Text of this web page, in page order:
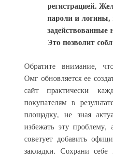
регистрацией.
пароли и логины,
задействованные
Это позволит
Обратите внимание,
Омг обновляется ее
сайт практически
покупателям в
площадку, не зная
избежать эту проблему,
советует добавить
закладки. Сохрани